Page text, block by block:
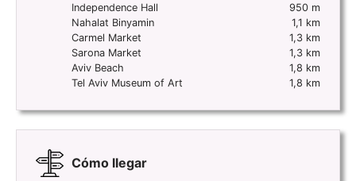
Independence Hall
950 m
Nahalat Binyamin
1,1 km
Carmel Market
1,3 km
Sarona Market
1,3 km
Aviv Beach
1,8 km
Tel Aviv Museum of Art
1,8 km
Cómo llegar